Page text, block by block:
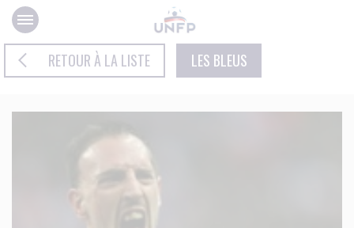
Panneau de gestion des cookies
RETOUR À LA LISTE LES BLEUS